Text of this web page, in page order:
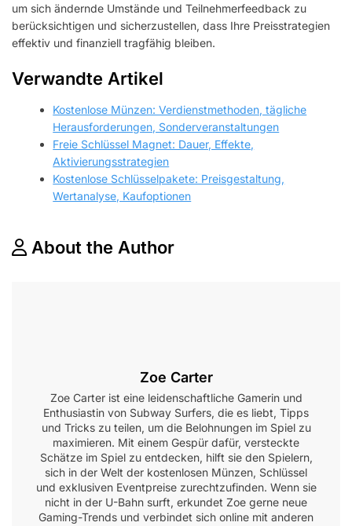
um sich ändernde Umstände und Teilnehmerfeedback zu
berücksichtigen und sicherzustellen, dass Ihre Preisstrategien
effektiv und finanziell tragfähig bleiben.
Verwandte Artikel
Kostenlose Münzen: Verdienstmethoden, tägliche
Herausforderungen, Sonderveranstaltungen
Freie Schlüssel Magnet: Dauer, Effekte,
Aktivierungsstrategien
Kostenlose Schlüsselpakete: Preisgestaltung,
Wertanalyse, Kaufoptionen
About the Author
Zoe Carter
Zoe Carter ist eine leidenschaftliche Gamerin und
Enthusiastin von Subway Surfers, die es liebt, Tipps
und Tricks zu teilen, um die Belohnungen im Spiel zu
maximieren. Mit einem Gespür dafür, versteckte
Schätze im Spiel zu entdecken, hilft sie den Spielern,
sich in der Welt der kostenlosen Münzen, Schlüssel
und exklusiven Eventpreise zurechtzufinden. Wenn sie
nicht in der U-Bahn surft, erkundet Zoe gerne neue
Gaming-Trends und verbindet sich online mit anderen